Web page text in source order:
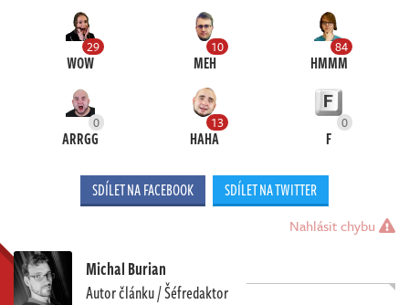
29
WOW
10
MEH
84
HMMM
0
ARRGG
13
HAHA
0
F
SDÍLET NA FACEBOOK SDÍLET NA TWITTER
Nahlásit chybu
Michal Burian
Autor článku / Šéfredaktor